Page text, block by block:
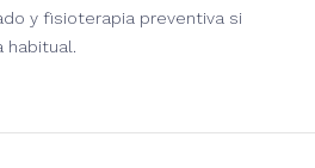
y fisioterapia preventiva si
habitual.